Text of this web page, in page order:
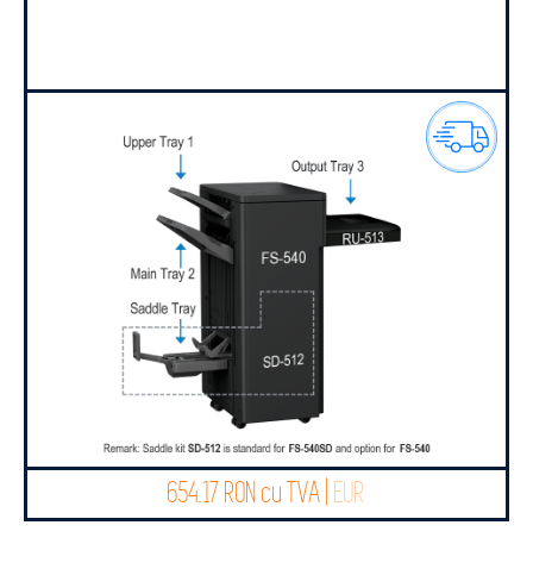
654.17 RON cu TVA | EUR